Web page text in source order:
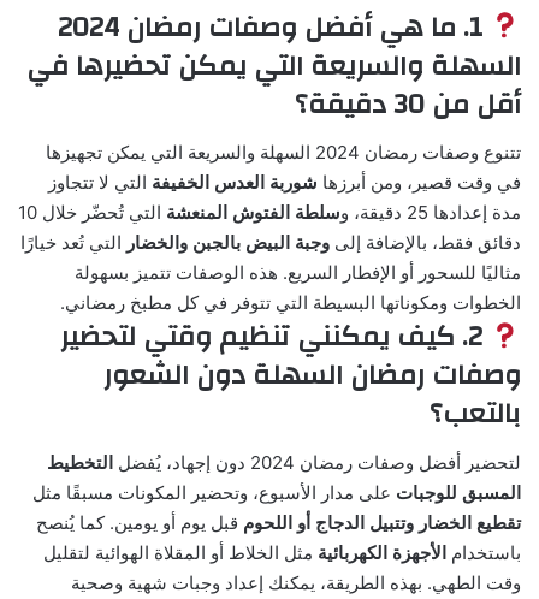
1. ما هي أفضل وصفات رمضان 2024
السهلة والسريعة التي يمكن تحضيرها في
أقل من 30 دقيقة؟
تتنوع وصفات رمضان 2024 السهلة والسريعة التي يمكن تجهيزها
في وقت قصير، ومن أبرزها شوربة العدس الخفيفة التي لا تتجاوز
مدة إعدادها 25 دقيقة، و
سلطة الفتوش المنعشة
التي تُحضّر خلال 10
دقائق فقط، بالإضافة إلى وجبة البيض بالجبن والخضار التي تُعد خيارًا
مثاليًا للسحور أو الإفطار السريع. هذه الوصفات تتميز بسهولة
الخطوات ومكوناتها البسيطة التي تتوفر في كل مطبخ رمضاني.
2. كيف يمكنني تنظيم وقتي لتحضير
وصفات رمضان السهلة دون الشعور
بالتعب؟
لتحضير أفضل وصفات رمضان 2024 دون إجهاد، يُفضل
التخطيط
المسبق للوجبات على مدار الأسبوع، وتحضير المكونات مسبقًا مثل
تقطيع الخضار وتتبيل الدجاج أو اللحوم قبل يوم أو يومين. كما يُنصح
باستخدام الأجهزة الكهربائية مثل الخلاط أو المقلاة الهوائية لتقليل
وقت الطهي. بهذه الطريقة، يمكنك إعداد وجبات شهية وصحية